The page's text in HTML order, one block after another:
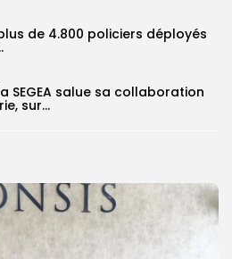
de 4.800 policiers déployés
SEGEA salue sa collaboration
sur...